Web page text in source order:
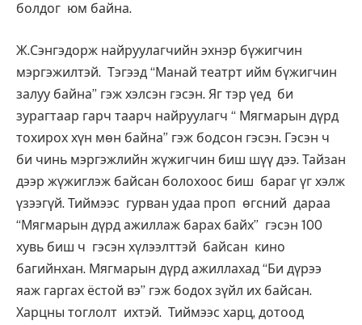
болдог юм байна.
Ж.Сэнгэдорж найруулагчийн эхнэр бүжигчин
мэргэжилтэй. Тэгээд “Манай театрт ийм бүжигчин
залуу байна” гэж хэлсэн гэсэн. Яг тэр үед би
зурагтаар гарч таарч найруулагч “ Мягмарын дүрд
тохирох хүн мөн байна” гэж бодсон гэсэн. Гэсэн ч
би чинь мэргэжлийн жүжигчин биш шүү дээ. Тайзан
дээр жүжиглэж байсан болохоос биш бараг үг хэлж
үзээгүй. Тиймээс гурван удаа проп өгсний дараа
“Мягмарын дүрд ажиллаж барах байх” гэсэн 100
хувь биш ч гэсэн хүлээлттэй байсан кино
багийнхан. Мягмарын дүрд ажиллахад “Би дүрээ
яаж гаргах ёстой вэ” гэж бодох зүйл их байсан.
Харцны тоглолт ихтэй. Тиймээс харц, дотоод